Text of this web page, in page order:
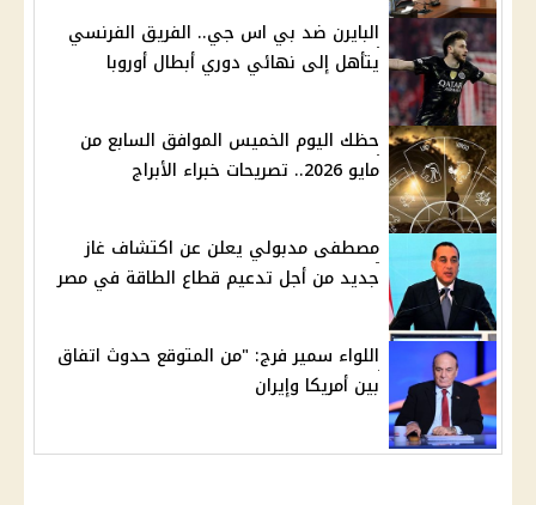
البايرن ضد بي اس جي.. الفريق الفرنسي
يتأهل إلى نهائي دوري أبطال أوروبا
حظك اليوم الخميس الموافق السابع من
مايو 2026.. تصريحات خبراء الأبراج
مصطفى مدبولي يعلن عن اكتشاف غاز
جديد من أجل تدعيم قطاع الطاقة في مصر
اللواء سمير فرج: "من المتوقع حدوث اتفاق
بين أمريكا وإيران